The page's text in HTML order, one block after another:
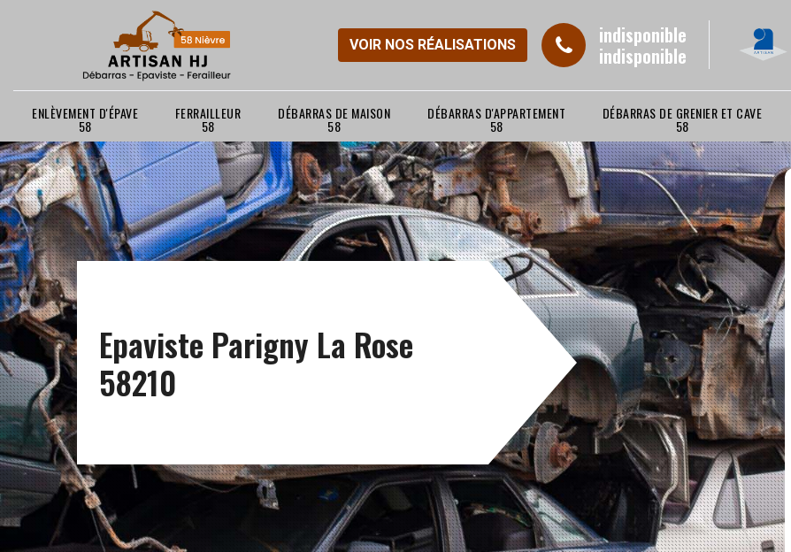
VOIR NOS RÉALISATIONS
indisponible
indisponible
ENLÈVEMENT D'ÉPAVE
58
FERRAILLEUR
58
DÉBARRAS DE MAISON
58
DÉBARRAS D'APPARTEMENT
58
DÉBARRAS DE GRENIER ET CAVE
58
Epaviste Parigny La Rose
58210